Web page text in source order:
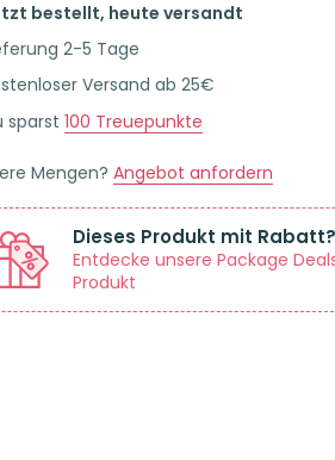
bestellt, heute versandt
2-5 Tage
Versand ab 25€
sparst 100 Treuepunkte
Mengen? Angebot anfordern
Dieses Produkt mit Rabatt?
Entdecke unsere Package
Produkt